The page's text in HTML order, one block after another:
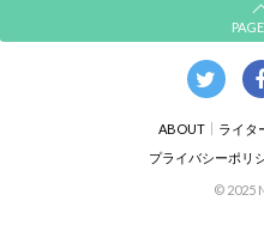
ABOUT ライタ
プライバシーポリ
© 2025